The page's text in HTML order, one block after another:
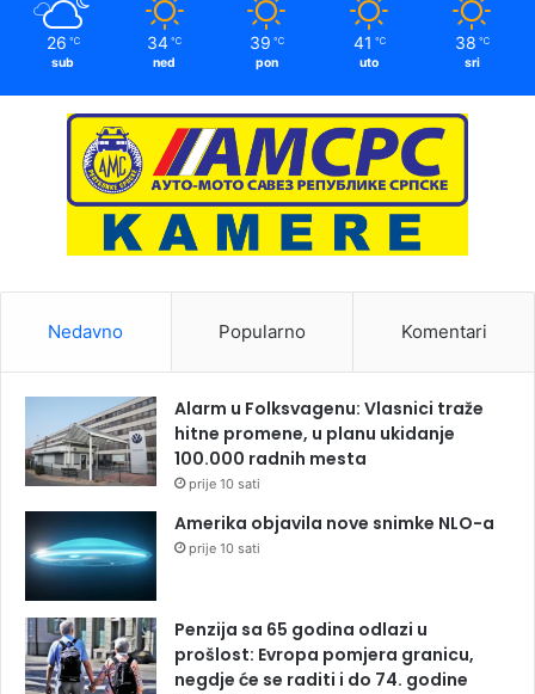
26 ℃
sub
34 ℃
ned
39 ℃
pon
41 ℃
uto
38 ℃
sri
Nedavno Popularno Komentari
Alarm u Folksvagenu: Vlasnici traže
hitne promene, u planu ukidanje
100.000 radnih mesta
prije 10 sati
Amerika objavila nove snimke NLO-a
prije 10 sati
Penzija sa 65 godina odlazi u
prošlost: Evropa pomjera granicu,
negdje će se raditi i do 74. godine